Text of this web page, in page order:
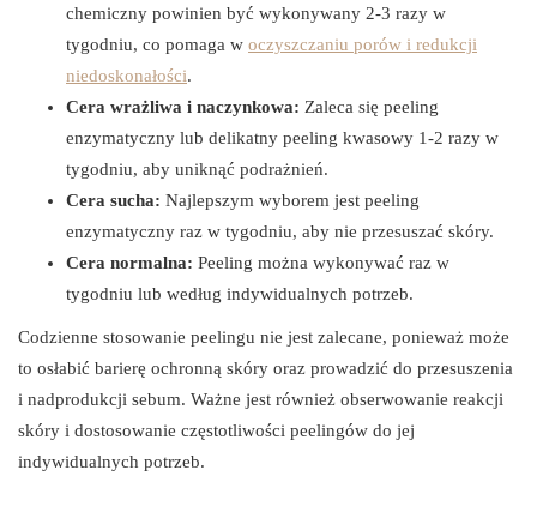
chemiczny powinien być wykonywany 2-3 razy w
tygodniu, co pomaga w oczyszczaniu porów i redukcji
niedoskonałości.
Cera wrażliwa i naczynkowa: Zaleca się peeling
enzymatyczny lub delikatny peeling kwasowy 1-2 razy w
tygodniu, aby uniknąć podrażnień.
Cera sucha: Najlepszym wyborem jest peeling
enzymatyczny raz w tygodniu, aby nie przesuszać skóry.
Cera normalna: Peeling można wykonywać raz w
tygodniu lub według indywidualnych potrzeb.
Codzienne stosowanie peelingu nie jest zalecane, ponieważ może
to osłabić barierę ochronną skóry oraz prowadzić do przesuszenia
i nadprodukcji sebum. Ważne jest również obserwowanie reakcji
skóry i dostosowanie częstotliwości peelingów do jej
indywidualnych potrzeb.